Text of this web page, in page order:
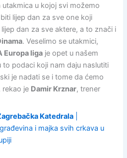
u kojoj svi možemo
lijep dan za sve one koji
lijep dan za sve aktere, a to znači i
. Veselimo se utakmici,
Europa ligaje opet u našem
to podaci koji nam daju naslutiti
je nadati se i tome da ćemo
rekao je Damir Krznar, trener
Katedrala|
i majka svih crkava u